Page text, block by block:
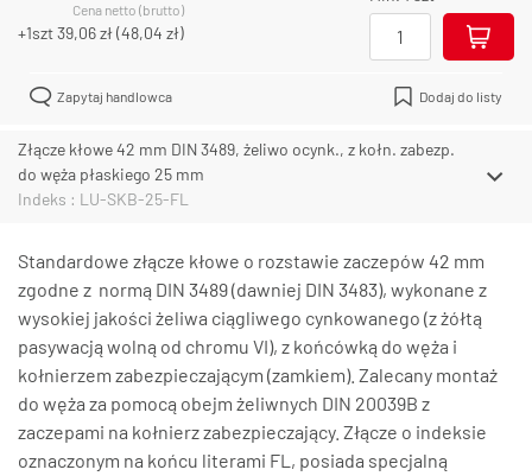
Cena netto (brutto)
+1szt39,06 zł(48,04 zł)
Zapytaj handlowca Dodaj do listy
Złącze kłowe 42 mm DIN 3489, żeliwo ocynk., z kołn. zabezp.
do węża płaskiego 25 mm
Indeks : LU-SKB-25-FL
Standardowe złącze kłowe o rozstawie zaczepów 42 mm
zgodne z normą DIN 3489 (dawniej DIN 3483), wykonane z
wysokiej jakości żeliwa ciągliwego cynkowanego (z żółtą
pasywacją wolną od chromu VI), z końcówką do węża i
kołnierzem zabezpieczającym (zamkiem). Zalecany montaż
do węża za pomocą obejm żeliwnych DIN 20039B z
zaczepami na kołnierz zabezpieczający. Złącze o indeksie
oznaczonym na końcu literami FL, posiada specjalną